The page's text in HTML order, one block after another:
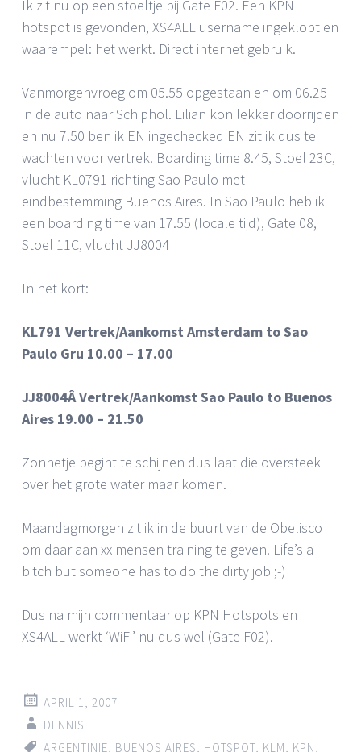
Ik zit nu op een stoeltje bij Gate F02. Een KPN
hotspot is gevonden, XS4ALL username ingeklopt en
waarempel: het werkt. Direct internet gebruik.
Vanmorgenvroeg om 05.55 opgestaan en om 06.25
in de auto naar Schiphol. Lilian kon lekker doorrijden
en nu 7.50 ben ik EN ingechecked EN zit ik dus te
wachten voor vertrek. Boarding time 8.45, Stoel 23C,
vlucht KL0791 richting Sao Paulo met
eindbestemming Buenos Aires. In Sao Paulo heb ik
een boarding time van 17.55 (locale tijd), Gate 08,
Stoel 11C, vlucht JJ8004
In het kort:
KL791 Vertrek/Aankomst Amsterdam to Sao
Paulo Gru 10.00 – 17.00
JJ8004Â Vertrek/Aankomst Sao Paulo to Buenos
Aires 19.00 – 21.50
Zonnetje begint te schijnen dus laat die oversteek
over het grote water maar komen.
Maandagmorgen zit ik in de buurt van de Obelisco
om daar aan xx mensen training te geven. Life’s a
bitch but someone has to do the dirty job ;-)
Dus na mijn commentaar op KPN Hotspots en
XS4ALL werkt ‘WiFi’ nu dus wel (Gate F02).
APRIL 1, 2007
DENNIS
ARGENTINIE BUENOS AIRES HOTSPOT KLM KPN